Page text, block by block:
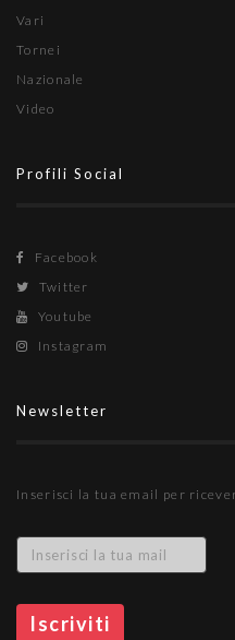
Vari
Tornei
Nazionale
Video
Profili Social
Facebook
Twitter
Youtube
Instagram
Newsletter
Inserisci la tua email per